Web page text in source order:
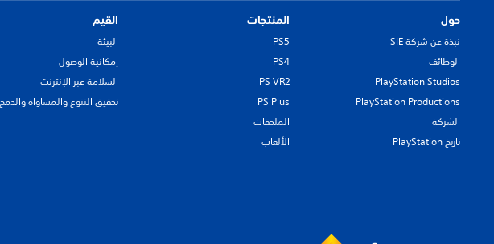
حول
نبذة عن شركة SIE
الوظائف
PlayStation Studios
PlayStation Productions
الشركة
تاريخ PlayStation
المنتجات
PS5
PS4
PS VR2
PS Plus
الملحقات
الألعاب
القيم
البيئة
إمكانية الوصول
السلامة عبر الإنترنت
تحقيق التنوع والمساواة